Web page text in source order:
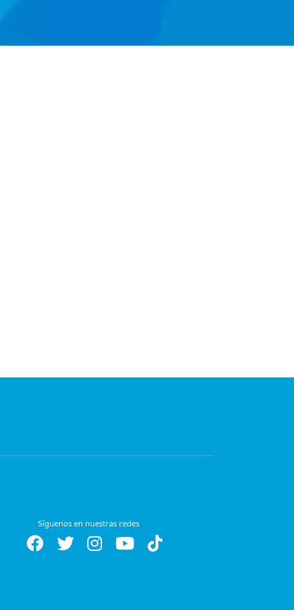
Síguenos en nuestras redes